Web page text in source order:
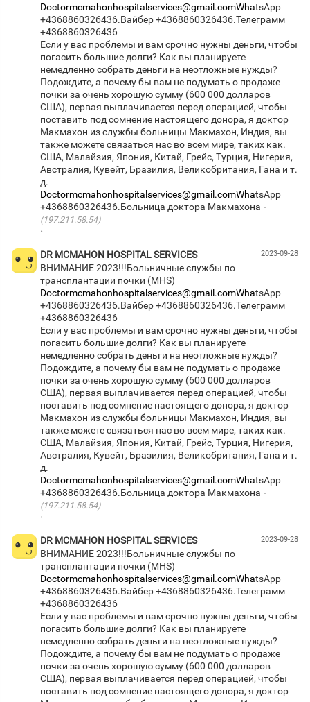
Doctormcmahonhospitalservices@gmail.comWhatsApp
+4368860326436.Вайбер +4368860326436.Телеграмм
+4368860326436
Если у вас проблемы и вам срочно нужны деньги, чтобы
погасить большие долги? Как вы планируете
немедленно собрать деньги на неотложные нужды?
Подождите, а почему бы вам не подумать о продаже
почки за очень хорошую сумму (600 000 долларов
США), первая выплачивается перед операцией, чтобы
поставить под сомнение настоящего донора, я доктор
Макмахон из службы больницы Макмахон, Индия, вы
также можете связаться нас во всем мире, таких как.
США, Малайзия, Япония, Китай, Грейс, Турция, Нигерия,
Австралия, Кувейт, Бразилия, Великобритания, Гана и т.
Doctormcmahonhospitalservices@gmail.comWhatsApp
+4368860326436.Больница доктора Макмахона
(197.211.58.54)
·
2023-09-28
DR MCMAHON HOSPITAL SERVICES
ВНИМАНИЕ 2023!!!Больничные службы по
Doctormcmahonhospitalservices@gmail.comWhatsApp
+4368860326436.Вайбер +4368860326436.Телеграмм
+4368860326436
Если у вас проблемы и вам срочно нужны деньги, чтобы
погасить большие долги? Как вы планируете
немедленно собрать деньги на неотложные нужды?
Подождите, а почему бы вам не подумать о продаже
почки за очень хорошую сумму (600 000 долларов
США), первая выплачивается перед операцией, чтобы
поставить под сомнение настоящего донора, я доктор
Макмахон из службы больницы Макмахон, Индия, вы
также можете связаться нас во всем мире, таких как.
США, Малайзия, Япония, Китай, Грейс, Турция, Нигерия,
Австралия, Кувейт, Бразилия, Великобритания, Гана и т.
Doctormcmahonhospitalservices@gmail.comWhatsApp
+4368860326436.Больница доктора Макмахона
(197.211.58.54)
·
2023-09-28
DR MCMAHON HOSPITAL SERVICES
ВНИМАНИЕ 2023!!!Больничные службы по
Doctormcmahonhospitalservices@gmail.comWhatsApp
+4368860326436.Вайбер +4368860326436.Телеграмм
+4368860326436
Если у вас проблемы и вам срочно нужны деньги, чтобы
погасить большие долги? Как вы планируете
немедленно собрать деньги на неотложные нужды?
Подождите, а почему бы вам не подумать о продаже
почки за очень хорошую сумму (600 000 долларов
США), первая выплачивается перед операцией, чтобы
поставить под сомнение настоящего донора, я доктор